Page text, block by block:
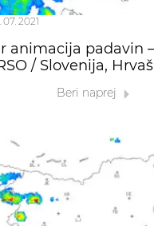
07. 2021
animacija padavin
/ Slovenija,
Beri naprej